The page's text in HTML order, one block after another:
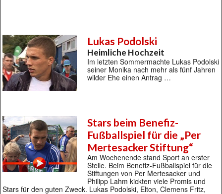
Lukas Podolski
Heimliche Hochzeit
Im letzten Sommermachte Lukas Podolski
seiner Monika nach mehr als fünf Jahren
wilder Ehe einen Antrag …
Stars beim Benefiz-
Fußballspiel für die „Per
Mertesacker Stiftung“
Am Wochenende stand Sport an erster
Stelle. Beim Benefiz-Fußballspiel für die
Stiftungen von Per Mertesacker und
Philipp Lahm kickten viele Promis und
Stars für den guten Zweck. Lukas Podolski, Elton, Clemens Fritz,